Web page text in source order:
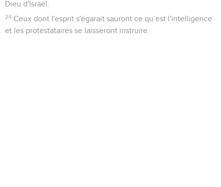
Dieu d'Israël.
24 Ceux dont l'esprit s'égarait sauront ce qu’est l'intelligence
et les protestataires se laisseront instruire.